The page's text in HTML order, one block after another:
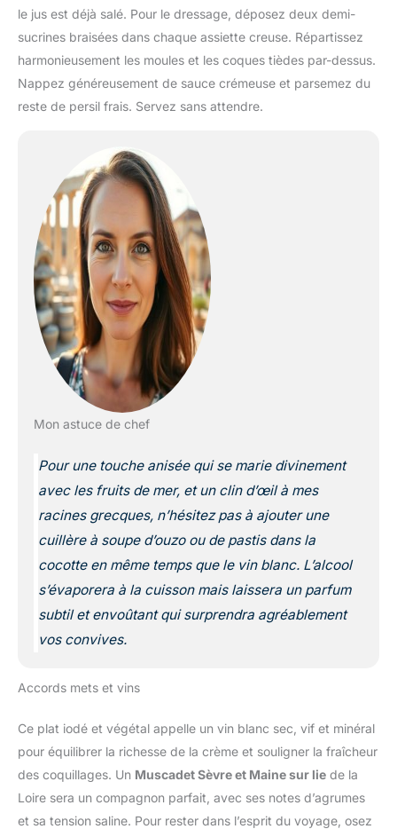
le jus est déjà salé. Pour le dressage, déposez deux demi-
sucrines braisées dans chaque assiette creuse. Répartissez
harmonieusement les moules et les coques tièdes par-dessus.
Nappez généreusement de sauce crémeuse et parsemez du
reste de persil frais. Servez sans attendre.
Mon astuce de chef
Pour une touche anisée qui se marie divinement
avec les fruits de mer, et un clin d’œil à mes
racines grecques, n’hésitez pas à ajouter une
cuillère à soupe d’ouzo ou de pastis dans la
cocotte en même temps que le vin blanc. L’alcool
s’évaporera à la cuisson mais laissera un parfum
subtil et envoûtant qui surprendra agréablement
vos convives.
Accords mets et vins
Ce plat iodé et végétal appelle un vin blanc sec, vif et minéral
pour équilibrer la richesse de la crème et souligner la fraîcheur
des coquillages. Un Muscadet Sèvre et Maine sur lie de la
Loire sera un compagnon parfait, avec ses notes d’agrumes
et sa tension saline. Pour rester dans l’esprit du voyage, osez